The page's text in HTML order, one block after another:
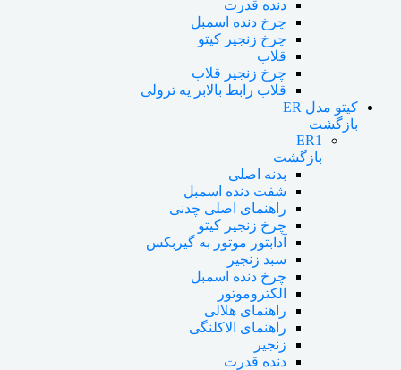
دنده قدرت
چرخ دنده اسمبل
چرخ زنجیر کیتو
قلاب
چرخ زنجیر قلاب
قلاب رابط بالابر یه ترولی
کیتو مدل ER
بازگشت
ER1
بازگشت
بدنه اصلی
شفت دنده اسمبل
راهنمای اصلی چدنی
چرخ زنجیر کیتو
آدابتور موتور به گیربکس
سبد زنجیر
چرخ دنده اسمبل
الکتروموتور
راهنمای هلالی
راهنمای الاکلنگی
زنجیر
دنده قدرت